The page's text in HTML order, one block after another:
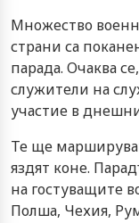
Множество
страни са
парада. Очаква
служители на
участие в
Те ще
яздят коне.
на гостуващите
Полша, Чехия,